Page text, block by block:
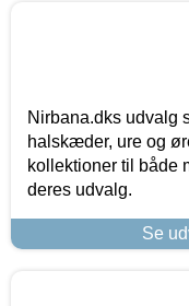
Nirbana.dks udvalg
halskæder, ure og
kollektioner til både
deres udvalg.
Se